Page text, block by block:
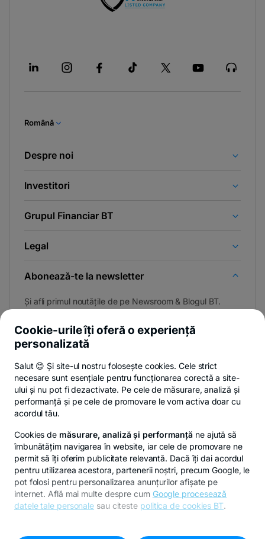
Română
Despre noi
Investitori
Grupul Financiar BT
Legal
Abonează-te la newsletter
Și afli primul noutățile de pe Newsroom & Blogul BT.
Privacy HubPolitica de confidențialitatePolitica de cookies
© Copyright 2026 Banca Transilvania. Toate drepturile
rezervate.
Cookie-urile îți oferă o experiență
personalizată
Salut 😊 Și site-ul nostru folosește cookies. Cele strict
necesare sunt esențiale pentru funcționarea corectă a site-
ului și nu pot fi dezactivate. Pe cele de măsurare, analiză și
performanță și pe cele de promovare le vom activa doar cu
acordul tău.
Cookies de măsurare, analiză și performanță ne ajută să
îmbunătățim navigarea în website, iar cele de promovare ne
permit să îți oferim publicitate relevantă. Dacă îți dai acordul
pentru utilizarea acestora, partenerii noștri, precum Google, le
pot folosi pentru personalizarea anunțurilor afișate pe
internet. Află mai multe despre cum Google procesează
datele tale personale sau citeste politica de cookies BT.